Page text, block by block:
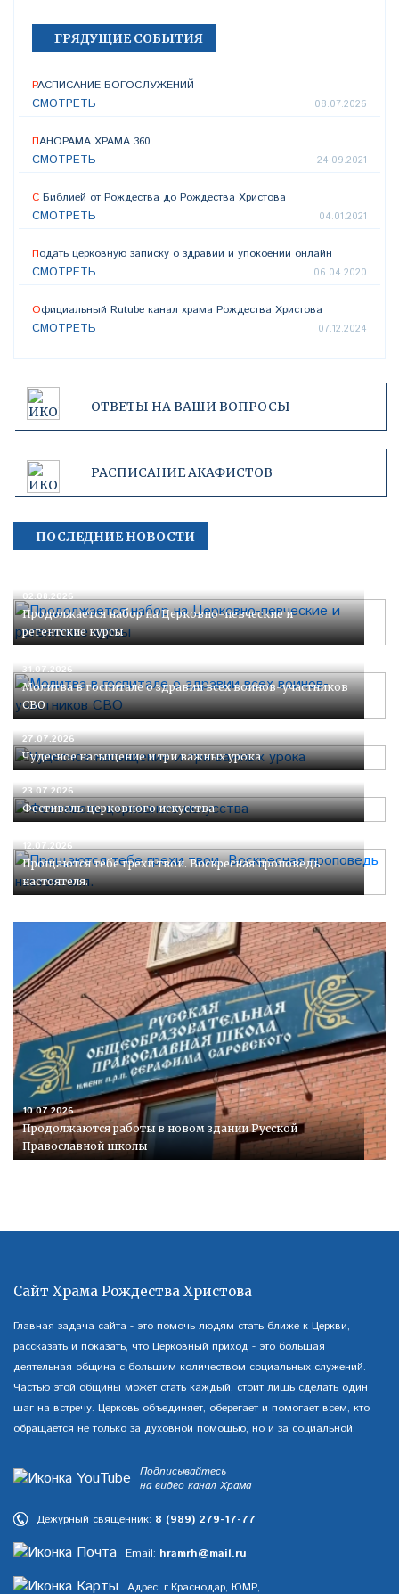
ГРЯДУЩИЕ СОБЫТИЯ
РАСПИСАНИЕ БОГОСЛУЖЕНИЙ
СМОТРЕТЬ 08.07.2026
ПАНОРАМА ХРАМА 360
СМОТРЕТЬ 24.09.2021
С Библией от Рождества до Рождества Христова
СМОТРЕТЬ 04.01.2021
Подать церковную записку о здравии и упокоении онлайн
СМОТРЕТЬ 06.04.2020
Официальный Rutube канал храма Рождества Христова
СМОТРЕТЬ 07.12.2024
ОТВЕТЫ НА ВАШИ ВОПРОСЫ
РАСПИСАНИЕ АКАФИСТОВ
ПОСЛЕДНИЕ НОВОСТИ
02.08.2026
Продолжается набор на Церковно-певческие и
регентские курсы
31.07.2026
Молитва в госпитале о здравии всех воинов-участников
СВО
27.07.2026
Чудесное насыщение и три важных урока
23.07.2026
Фестиваль церковного искусства
12.07.2026
Прощаются тебе грехи твои. Воскресная проповедь
настоятеля.
10.07.2026
Продолжаются работы в новом здании Русской
Православной школы
Сайт Храма Рождества Христова
Главная задача сайта - это помочь людям стать ближе к Церкви,
рассказать и показать, что Церковный приход - это большая
деятельная община с большим количеством социальных служений.
Частью этой общины может стать каждый, стоит лишь сделать один
шаг на встречу. Церковь объединяет, оберегает и помогает всем, кто
обращается не только за духовной помощью, но и за социальной.
Подписывайтесь
на видео канал Храма
Дежурный священник: 8 (989) 279-17-77
Email: hramrh@mail.ru
Адрес: г.Краснодар, ЮМР,